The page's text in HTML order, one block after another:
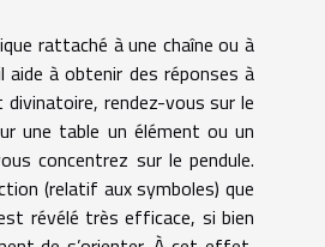
rattaché à une chaîne ou à
à obtenir des réponses à
rendez-vous sur le
une table un élément ou un
concentrez sur le pendule.
(relatif aux symboles) que
révélé très efficace, si bien